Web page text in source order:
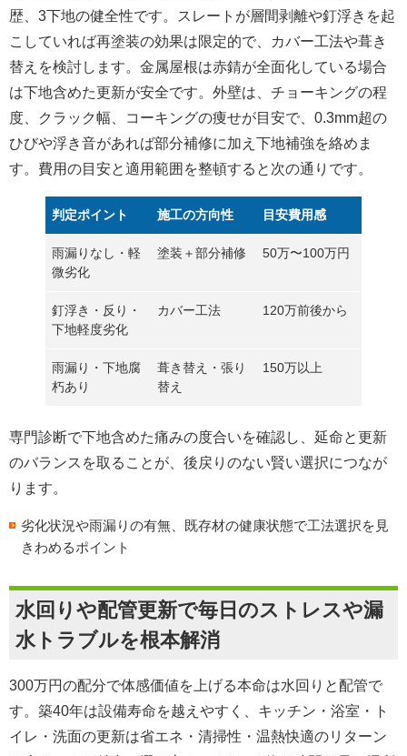
歴、3下地の健全性です。スレートが層間剥離や釘浮き を起
こしていれば再塗装の効果は限定的で、
カバー工法や葺き
替えを検討します。金属屋根は赤錆が全面化している場合
は下地含めた更新が安全です。外壁は、 チョーキングの程
度、クラック幅、コーキングの痩せが目安で、0.3mm超の
ひびや浮き音があれば部分補修に加え下地補強を絡めま
す。費用の目安と適用範囲を整頓すると次の通りです。
判定ポイント 施工の方向性 目安費用感
雨漏りなし・軽
微劣化
塗装＋部分補修 50万〜100万円
釘浮き・反り・
下地軽度劣化
カバー工法 120万前後から
雨漏り・下地腐
朽あり
葺き替え・張り
替え
150万以上
専門診断で下地含めた痛みの度合いを確認し、延命と更新
のバランスを取ることが、後戻りのない賢い選択につなが
ります。
劣化状況や雨漏りの有無、既存材の健康状態で工法選択を見
きわめるポイント
水回りや配管更新で毎日のストレスや漏
水トラブルを根本解消
300万円の配分で体感価値を上げる本命は水回りと配管で
す。築40年は設備寿命を越えやすく、キッチン・浴室・ト
イレ・洗面の更新は省エネ・清掃性・温熱快適のリターン